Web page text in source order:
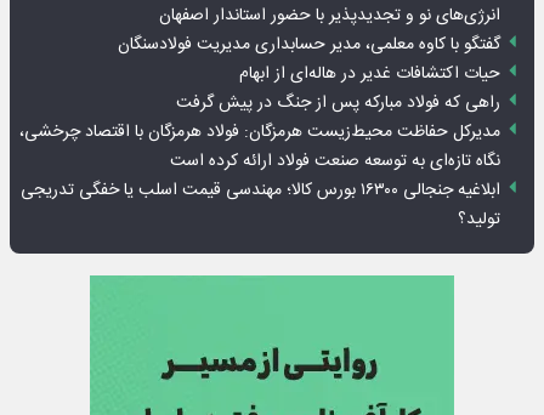
انرژی‌های نو و تجدیدپذیر با حضور استاندار اصفهان
گفتگو با کاوه معلمی، مدیر حسابداری مدیریت فولادسنگان
حیات اکتشافات غدیر در هاله‌ای از ابهام
راهی که فولاد مبارکه پس از جنگ در پیش گرفت
مدیرکل حفاظت محیط‌زیست هرمزگان: فولاد هرمزگان با اقتصاد چرخشی،
نگاه تازه‌ای به توسعه صنعت فولاد ارائه کرده است
ابلاغیه جنجالی ۱۶۳۰۰ بورس کالا؛ مهندسی قیمت اسلب یا خفگی تدریجی
تولید؟